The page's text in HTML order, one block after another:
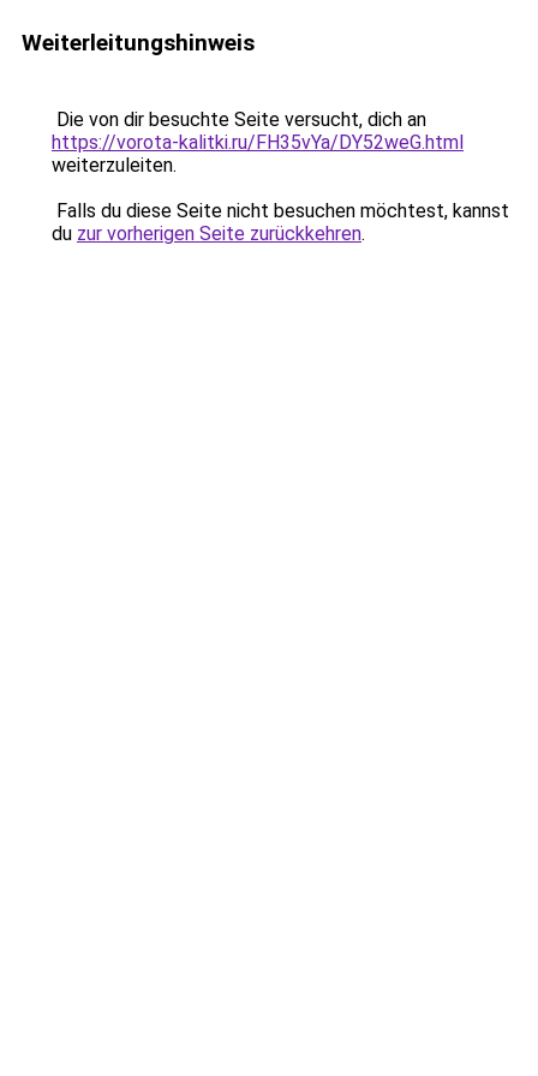
Weiterleitungshinweis
Die von dir besuchte Seite versucht, dich an
https://vorota-kalitki.ru/FH35vYa/DY52weG.html
weiterzuleiten.
Falls du diese Seite nicht besuchen möchtest, kannst
du zur vorherigen Seite zurückkehren.